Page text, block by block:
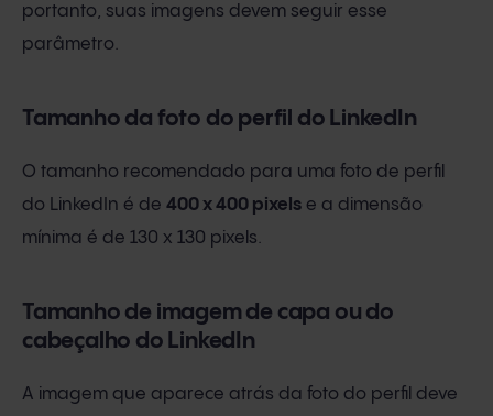
portanto, suas imagens devem seguir esse
parâmetro.
Tamanho da foto do perfil do LinkedIn
O tamanho recomendado para uma foto de perfil
do LinkedIn é de 400 x 400 pixels e a dimensão
mínima é de 130 x 130 pixels.
Tamanho de imagem de capa ou do
cabeçalho do LinkedIn
A imagem que aparece atrás da foto do perfil deve